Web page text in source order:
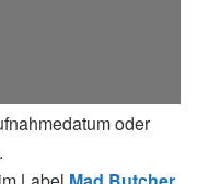
oder